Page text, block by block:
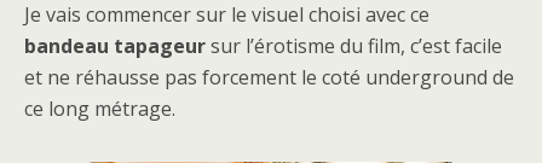
Je vais commencer sur le visuel choisi avec ce
bandeau tapageursur l’érotisme du film, c’est facile
et ne réhausse pas forcement le coté underground de
ce long métrage.